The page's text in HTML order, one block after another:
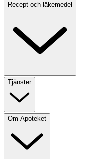
Recept och läkemedel
Tjänster
Om Apoteket